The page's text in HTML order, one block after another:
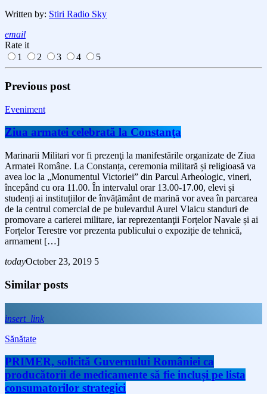
Written by: Stiri Radio Sky
email
Rate it
1
2 3 4 5
Previous post
Eveniment
Ziua armatei celebrată la Constanţa
Marinarii Militari vor fi prezenţi la manifestările organizate de Ziua
Armatei Române. La Constanța, ceremonia militară și religioasă va
avea loc la „Monumentul Victoriei” din Parcul Arheologic, vineri,
începând cu ora 11.00. În intervalul orar 13.00-17.00, elevi și
studenți ai instituțiilor de învățământ de marină vor avea în parcarea
de la centrul comercial de pe bulevardul Aurel Vlaicu standuri de
promovare a carierei militare, iar reprezentanţii Forțelor Navale și ai
Forțelor Terestre vor prezenta publicului o expoziție de tehnică,
armament […]
todayOctober 23, 2019 5
Similar posts
insert_link
Sănătate
PRIMER, solicită Guvernului României ca
producătorii de medicamente să fie incluși pe lista
consumatorilor strategici